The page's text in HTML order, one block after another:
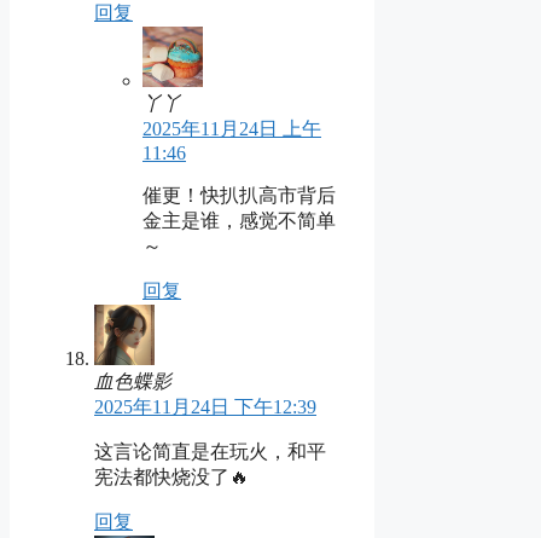
回复
丫丫
2025年11月24日 上午
11:46
催更！快扒扒高市背后
金主是谁，感觉不简单
～
回复
血色蝶影
2025年11月24日 下午12:39
这言论简直是在玩火，和平
宪法都快烧没了🔥
回复